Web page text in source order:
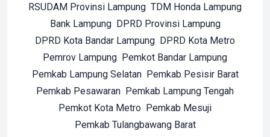
RSUDAM Provinsi Lampung TDM Honda Lampung
Bank Lampung DPRD Provinsi Lampung
DPRD Kota Bandar Lampung DPRD Kota Metro
Pemrov Lampung Pemkot Bandar Lampung
Pemkab Lampung Selatan Pemkab Pesisir Barat
Pemkab Pesawaran Pemkab Lampung Tengah
Pemkot Kota Metro Pemkab Mesuji
Pemkab Tulangbawang Barat